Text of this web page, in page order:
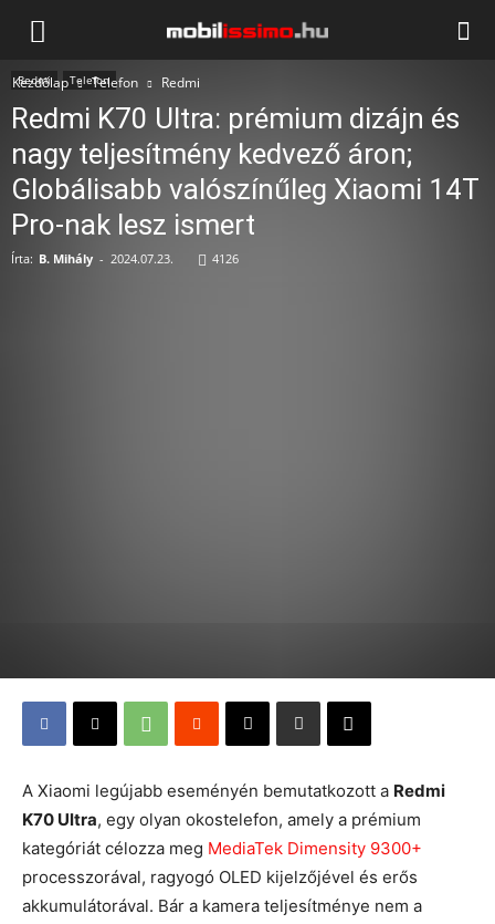
Mobilissimo.hu
Kezdőlap Telefon Redmi
Redmi Telefon
Redmi K70 Ultra: prémium dizájn és
nagy teljesítmény kedvező áron;
Globálisabb valószínűleg Xiaomi 14T
Pro-nak lesz ismert
Írta: B. Mihály - 2024.07.23. 4126
A Xiaomi legújabb eseményén bemutatkozott a Redmi
K70 Ultra, egy olyan okostelefon, amely a prémium
kategóriát célozza meg MediaTek Dimensity 9300+
processzorával, ragyogó OLED kijelzőjével és erős
akkumulátorával. Bár a kamera teljesítménye nem a